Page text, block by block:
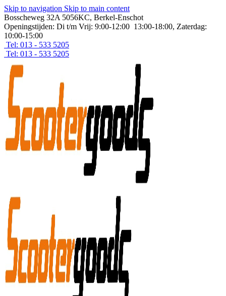
Skip to navigation Skip to main content
Bosscheweg 32A 5056KC, Berkel-Enschot
Openingstijden: Di t/m Vrij: 9:00-12:00 13:00-18:00, Zaterdag:
10:00-15:00
Tel: 013 - 533 5205
Tel: 013 - 533 5205